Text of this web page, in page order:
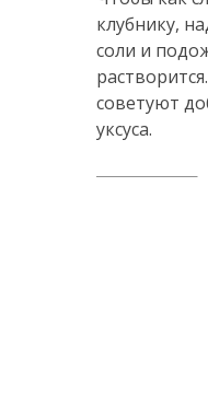
клубнику,
соли и
советуют
уксуса.